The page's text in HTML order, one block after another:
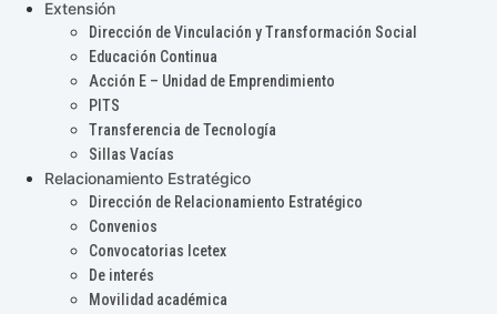
Extensión
Dirección de Vinculación y Transformación Social
Educación Continua
Acción E – Unidad de Emprendimiento
PITS
Transferencia de Tecnología
Sillas Vacías
Relacionamiento Estratégico
Dirección de Relacionamiento Estratégico
Convenios
Convocatorias Icetex
De interés
Movilidad académica